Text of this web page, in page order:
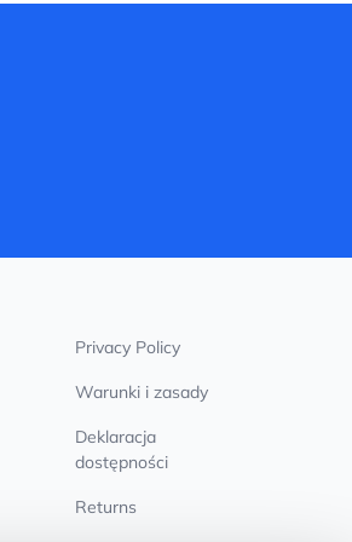
Privacy Policy
Warunki i zasady
Deklaracja
dostępności
Returns